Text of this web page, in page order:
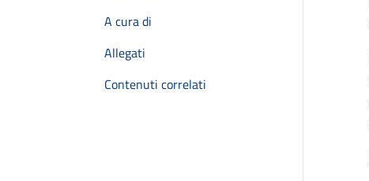
A cura di
Allegati
Contenuti correlati